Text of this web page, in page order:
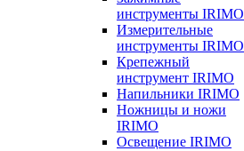
инструменты IRIMO
Измерительные
инструменты IRIMO
Крепежный
инструмент IRIMO
Напильники IRIMO
Ножницы и ножи
IRIMO
Освещение IRIMO